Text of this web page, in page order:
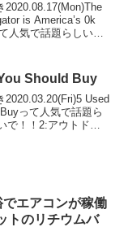
2020.08.17(Mon)The
is America’s 0k
人気で話題らしい
Should Buy
2020.03.20(Fri)5 Used
って人気で話題ら
で！！2:アウトドア
エアコンが稼働
トのリチウムバ